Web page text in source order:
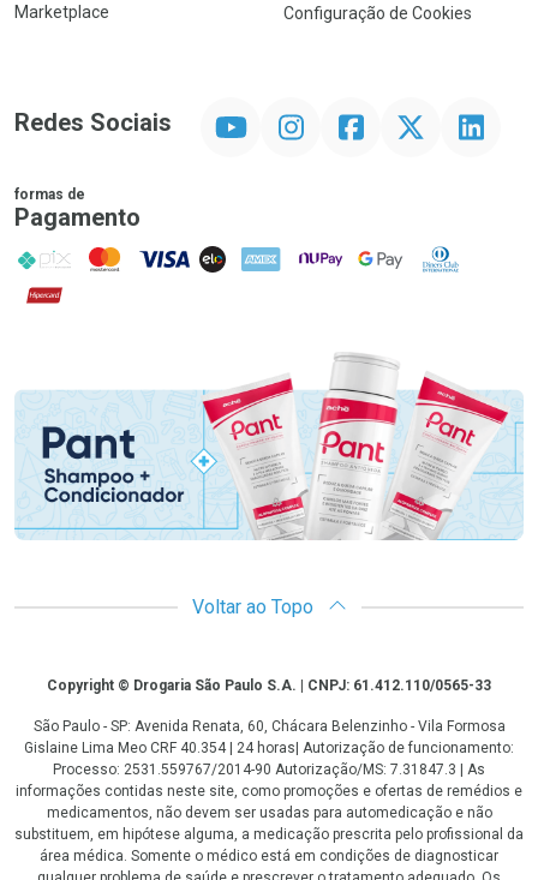
Marketplace
Configuração de Cookies
Redes Sociais InstagramFacebookTwitter Linkedin
formas de
Pagamento
PIX MasterCard
VISA ELO AMEX NuPay Google PayDiners Club
Hipercard
Promoção em Destaque
Voltar ao Topo
CopyrightCopyright © Drogaria São Paulo S.A. | CNPJ: 61.412.110/0565-33
São Paulo - SP: Avenida Renata, 60, Chácara Belenzinho - Vila Formosa
Gislaine Lima Meo CRF 40.354 | 24 horas| Autorização de funcionamento:
Processo: 2531.559767/2014-90 Autorização/MS: 7.31847.3 | As
informações contidas neste site, como promoções e ofertas de remédios e
medicamentos, não devem ser usadas para automedicação e não
substituem, em hipótese alguma, a medicação prescrita pelo profissional da
área médica. Somente o médico está em condições de diagnosticar